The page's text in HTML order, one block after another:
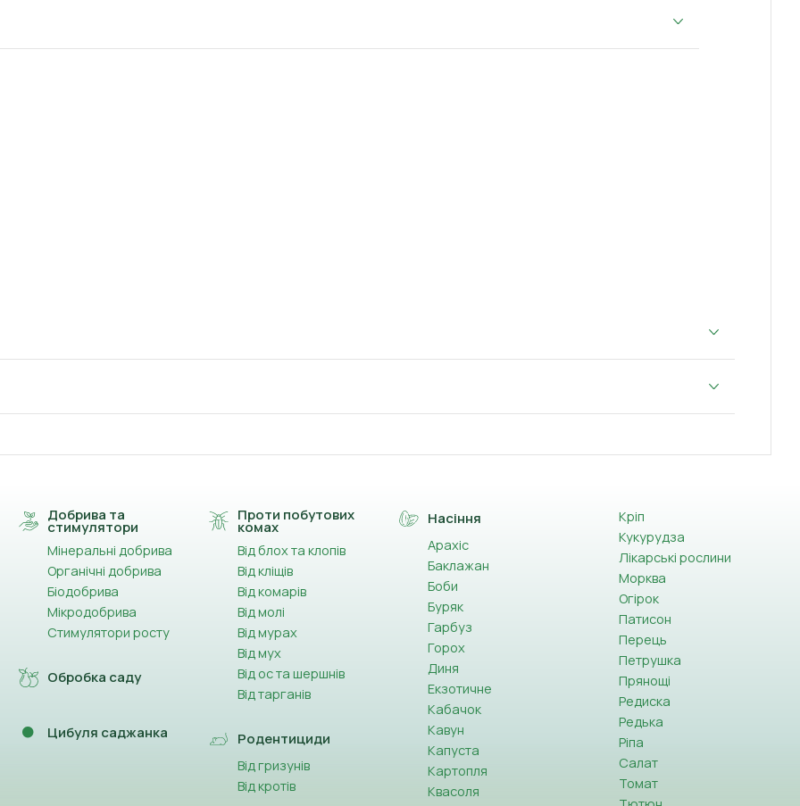
Добрива та
стимулятори
Мінеральні добрива
Органічні добрива
Біодобрива
Мікродобрива
Стимулятори росту
Обробка саду
Цибуля саджанка
Проти побутових
комах
Від блох та клопів
Від кліщів
Від комарів
Від молі
Від мурах
Від мух
Від ос та шершнів
Від тарганів
Родентициди
Від гризунів
Від кротів
Насіння
Арахіс
Баклажан
Боби
Буряк
Гарбуз
Горох
Диня
Екзотичне
Кабачок
Кавун
Капуста
Картопля
Квасоля
Кріп
Кукурудза
Лікарські рослини
Морква
Огірок
Патисон
Перець
Петрушка
Прянощі
Редиска
Редька
Ріпа
Салат
Томат